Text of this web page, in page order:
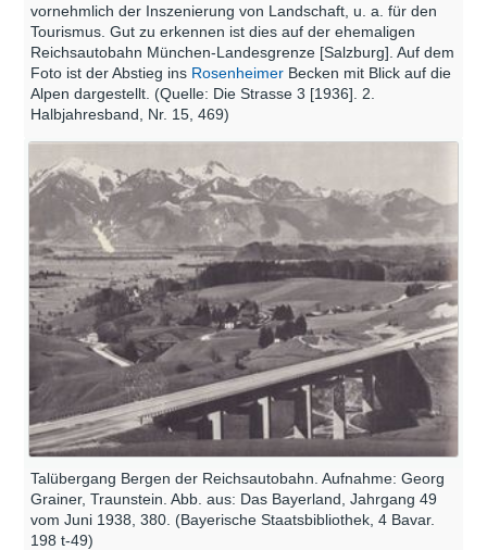
vornehmlich der Inszenierung von Landschaft, u. a. für den
Tourismus. Gut zu erkennen ist dies auf der ehemaligen
Reichsautobahn München-Landesgrenze [Salzburg]. Auf dem
Foto ist der Abstieg ins Rosenheimer Becken mit Blick auf die
Alpen dargestellt. (Quelle: Die Strasse 3 [1936]. 2.
Halbjahresband, Nr. 15, 469)
Talübergang Bergen der Reichsautobahn. Aufnahme: Georg
Grainer, Traunstein. Abb. aus: Das Bayerland, Jahrgang 49
vom Juni 1938, 380. (Bayerische Staatsbibliothek, 4 Bavar.
198 t-49)